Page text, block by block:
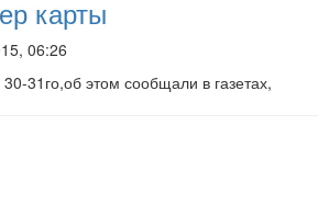
карты
06:26
31го,об этом сообщали в газетах,